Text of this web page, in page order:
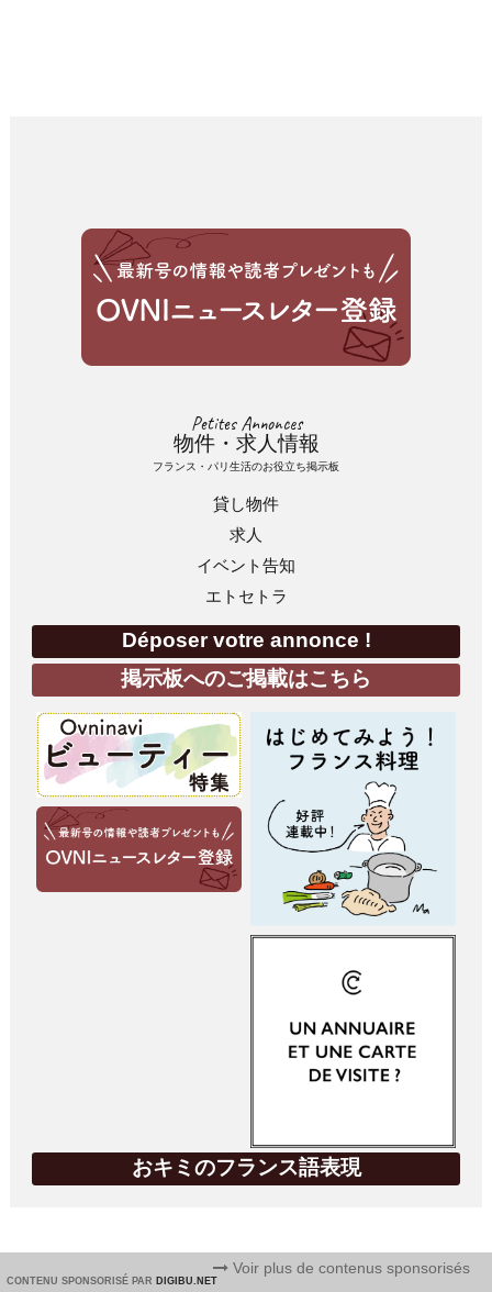
Petites Annonces
物件・求人情報
フランス・パリ生活のお役立ち掲示板
貸し物件
求人
イベント告知
エトセトラ
Déposer votre annonce !
掲示板へのご掲載はこちら
おキミのフランス語表現
CONTENU SPONSORISÉ PAR DIGIBU.NET
Voir plus de contenus sponsorisés